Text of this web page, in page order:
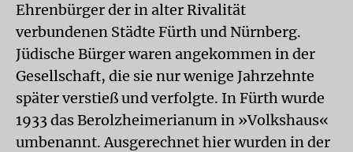
Ehrenbürger der in alter Rivalität
verbundenen Städte Fürth und Nürnberg.
Jüdische Bürger waren angekommen in der
Gesellschaft, die sie nur wenige Jahrzehnte
später verstieß und verfolgte. In Fürth wurde
1933 das Berolzheimerianum in »Volkshaus«
umbenannt. Ausgerechnet hier wurden in der